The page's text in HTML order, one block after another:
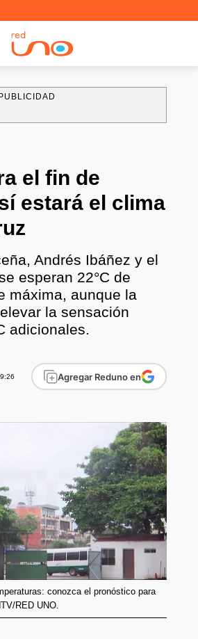
PUBLICIDAD
el fin de
estará el clima
Andrés Ibáñez y el
esperan 22°C de
máxima, aunque la
la sensación
adicionales.
Agregar Reduno en
conozca el pronóstico para
RED UNO.